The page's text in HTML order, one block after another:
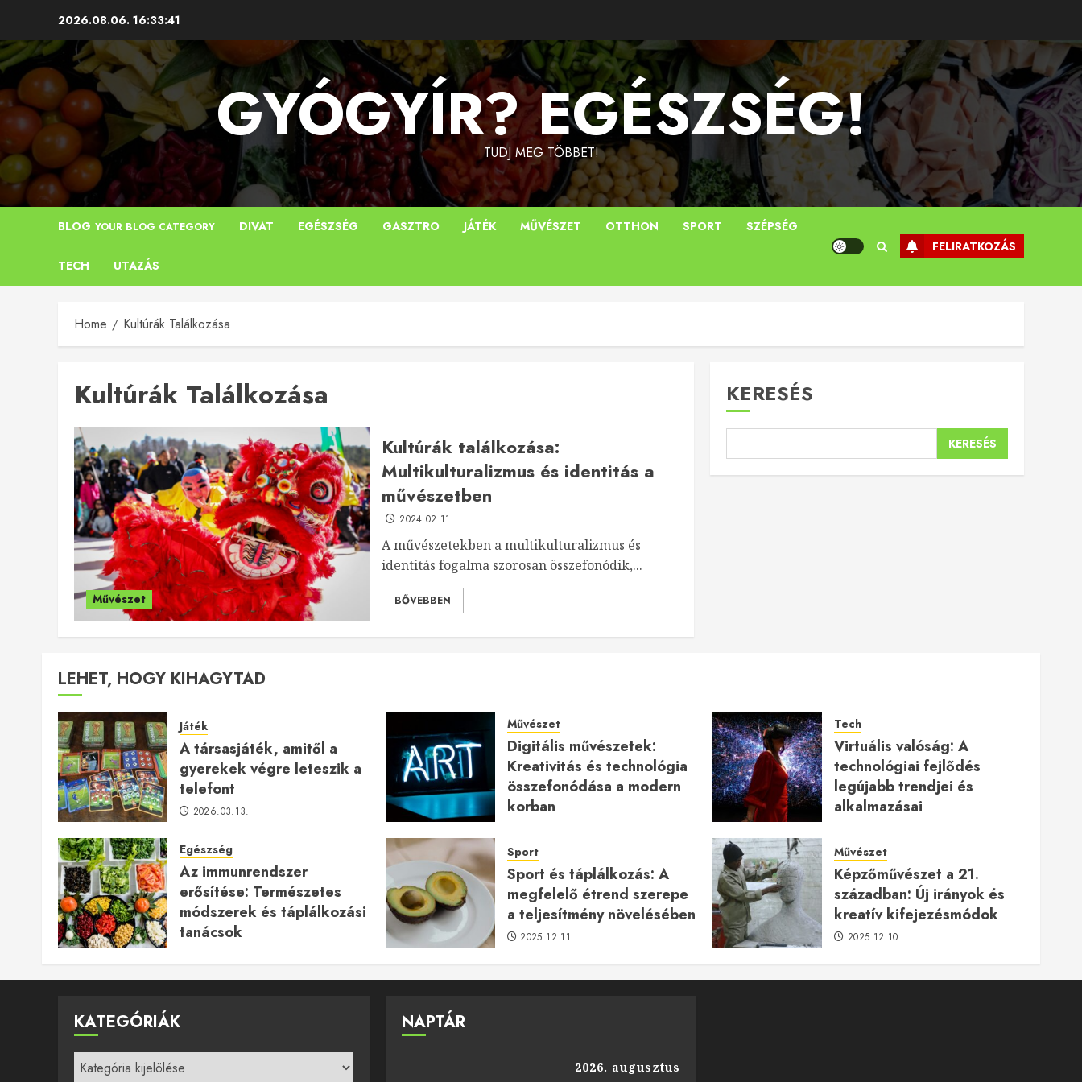
content
2026.08.06. 16:33:41
GYÓGYÍR? EGÉSZSÉG!
TUDJ MEG TÖBBET!
BLOG YOUR BLOG CATEGORY DIVAT EGÉSZSÉG GASZTRO JÁTÉK MŰVÉSZET OTTHON SPORT SZÉPSÉG
TECH UTAZÁS
FELIRATKOZÁS
Home Kultúrák Találkozása
Kultúrák Találkozása
Művészet
Kultúrák találkozása:
Multikulturalizmus és identitás a
művészetben
2024.02.11.
A művészetekben a multikulturalizmus és
identitás fogalma szorosan összefonódik,...
BŐVEBBEN
KERESÉS
KERESÉS
LEHET, HOGY KIHAGYTAD
Játék
A társasjáték, amitől a
gyerekek végre leteszik a
telefont
2026.03.13.
Művészet
Digitális művészetek:
Kreativitás és technológia
összefonódása a modern
korban
Tech
Virtuális valóság: A
technológiai fejlődés
legújabb trendjei és
alkalmazásai
Egészség
Az immunrendszer
erősítése: Természetes
módszerek és táplálkozási
tanácsok
Sport
Sport és táplálkozás: A
megfelelő étrend szerepe
a teljesítmény növelésében
2025.12.11.
Művészet
Képzőművészet a 21.
században: Új irányok és
kreatív kifejezésmódok
2025.12.10.
KATEGÓRIÁK
Kategóriák
NAPTÁR
2026. augusztus